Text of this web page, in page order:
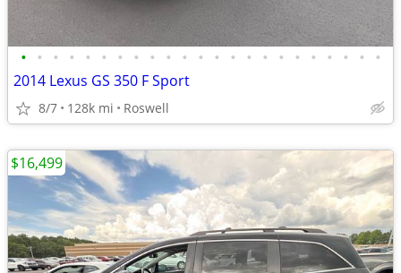
• • • • • • • • • • • • • • • • • • • • • • •
2014 Lexus GS 350 F Sport
8/7 128k mi Roswell
$16,499